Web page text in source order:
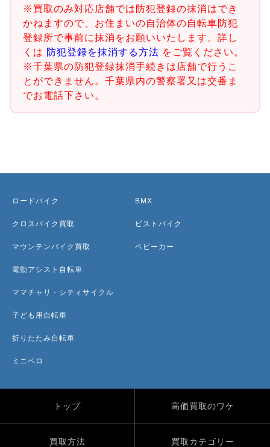
※買取のみ対応店舗では防犯登録の抹消はでき
かねますので、お住まいの自治体の自転車防犯
登録所で事前に抹消をお願いいたします。詳し
くは 防犯登録を抹消する方法 をご覧ください。
※千葉県の防犯登録抹消手続きは店舗で行うこ
とができません。千葉県内の警察署又は交番ま
でお電話下さい。
ロードバイク
クロスバイク買取
マウンテンバイク買取
電動アシスト自転車
ママチャリ・シティサイクル
子ども用自転車
折りたたみ自転車
ミニベロ
BMX
ピストバイク
ベビーカー
トップ 高価買取のワケ
買取方法 買取カテゴリー